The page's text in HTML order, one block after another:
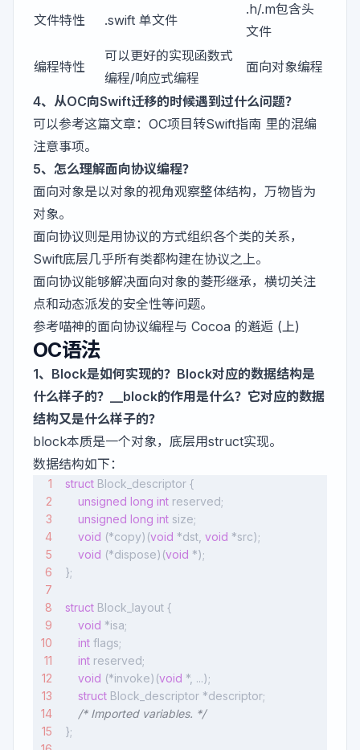
文件特性 .swift 单文件
.h/.m包含头
文件
编程特性
可以更好的实现函数式
编程/响应式编程
面向对象编程
4、从OC向Swift迁移的时候遇到过什么问题？
可以参考这篇文章： OC项目转Swift指南 里的混编
注意事项。
5、怎么理解面向协议编程？
面向对象是以对象的视角观察整体结构，万物皆为
对象。
面向协议则是用协议的方式组织各个类的关系，
Swift底层几乎所有类都构建在协议之上。
面向协议能够解决面向对象的菱形继承，横切关注
点和动态派发的安全性等问题。
参考喵神的面向协议编程与 Cocoa 的邂逅 (上)
OC语法
1、Block是如何实现的？Block对应的数据结构是
什么样子的？__block的作用是什么？它对应的数据
结构又是什么样子的？
block本质是一个对象，底层用struct实现。
数据结构如下：
struct Block_descriptor {
    unsigned
long int reserved;
    unsigned
long int size;
    void
(*copy)(void *dst, void *src);
    void
(*dispose)(void *);
};
struct Block_layout {
    void
*isa;
    int
flags;
    int
reserved;
    void
(*invoke)(void *, ...);
    struct
Block_descriptor *descriptor;
    /* Imported variables. */
};